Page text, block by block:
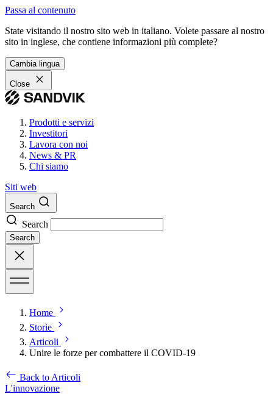
Passa al contenuto
State visitando il nostro sito web in italiano. Volete passare al nostro
sito in inglese, che contiene informazioni più complete?
Cambia lingua
Close
Prodotti e servizi
Investitori
Lavora con noi
News & PR
Chi siamo
Siti web
Search
Search
Search
Home
Storie
Articoli
Unire le forze per combattere il COVID-19
Back to Articoli
L'innovazione